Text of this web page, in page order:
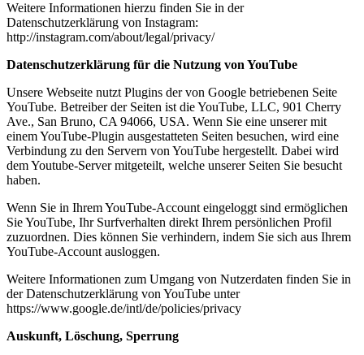
Weitere Informationen hierzu finden Sie in der
Datenschutzerklärung von Instagram:
http://instagram.com/about/legal/privacy/
Datenschutzerklärung für die Nutzung von YouTube
Unsere Webseite nutzt Plugins der von Google betriebenen Seite
YouTube. Betreiber der Seiten ist die YouTube, LLC, 901 Cherry
Ave., San Bruno, CA 94066, USA. Wenn Sie eine unserer mit
einem YouTube-Plugin ausgestatteten Seiten besuchen, wird eine
Verbindung zu den Servern von YouTube hergestellt. Dabei wird
dem Youtube-Server mitgeteilt, welche unserer Seiten Sie besucht
haben.
Wenn Sie in Ihrem YouTube-Account eingeloggt sind ermöglichen
Sie YouTube, Ihr Surfverhalten direkt Ihrem persönlichen Profil
zuzuordnen. Dies können Sie verhindern, indem Sie sich aus Ihrem
YouTube-Account ausloggen.
Weitere Informationen zum Umgang von Nutzerdaten finden Sie in
der Datenschutzerklärung von YouTube unter
https://www.google.de/intl/de/policies/privacy
Auskunft, Löschung, Sperrung